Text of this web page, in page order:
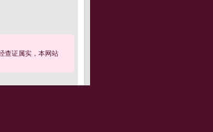
查证属实，本网站